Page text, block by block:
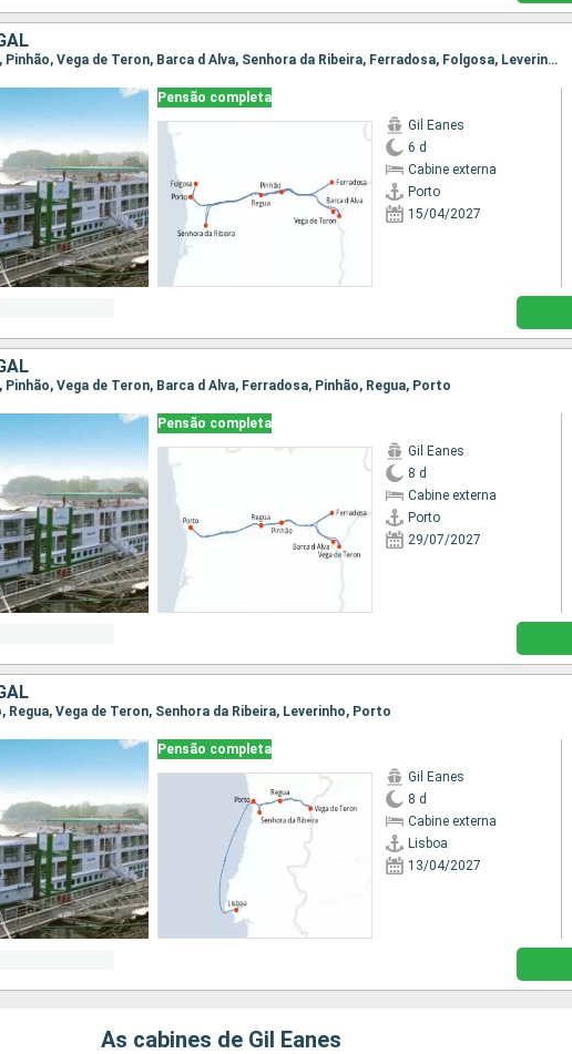
Itinerário : Porto, Regua, Pinhão, Vega de Teron, Barca d Alva, Senhora da Ribeira, Ferradosa, Folgosa, Leverinho, Porto
Pensão completa
Gil Eanes
6 d
Cabine externa
Porto
15/04/2027
Vega de Teron, Barca d Alva, Ferradosa, Pinhão, Regua, Porto
Pensão completa
Gil Eanes
8 d
Cabine externa
Porto
29/07/2027
Regua, Vega de Teron, Senhora da Ribeira, Leverinho, Porto
Pensão completa
Gil Eanes
8 d
Cabine externa
Lisboa
13/04/2027
As cabines de Gil Eanes